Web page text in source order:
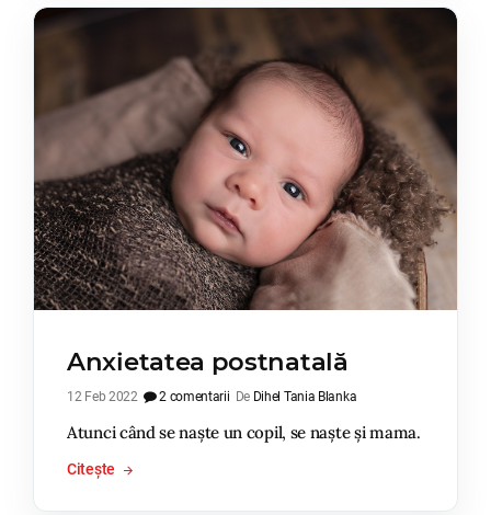
Anxietatea postnatală
12 Feb 2022 2 comentarii De Dihel Tania Blanka
Atunci când se naște un copil, se naște și mama.
Citește